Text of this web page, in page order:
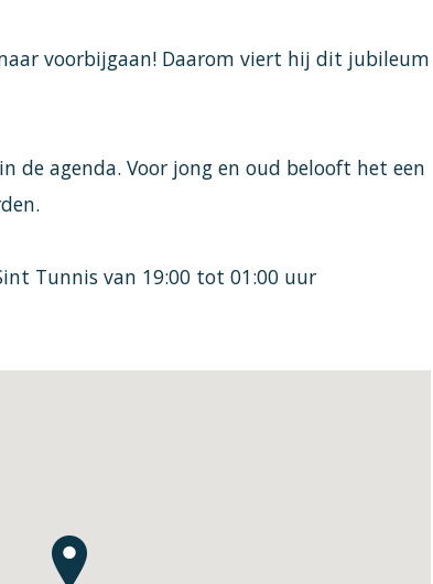
voorbijgaan! Daarom viert hij dit jubileum
de agenda. Voor jong en oud belooft het een
Tunnis van 19:00 tot 01:00 uur